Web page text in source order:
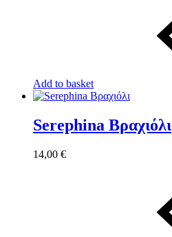
Add to basket
Serephina Βραχιόλι
14,00 €